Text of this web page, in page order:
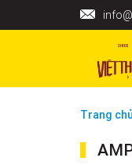
Trang chủ